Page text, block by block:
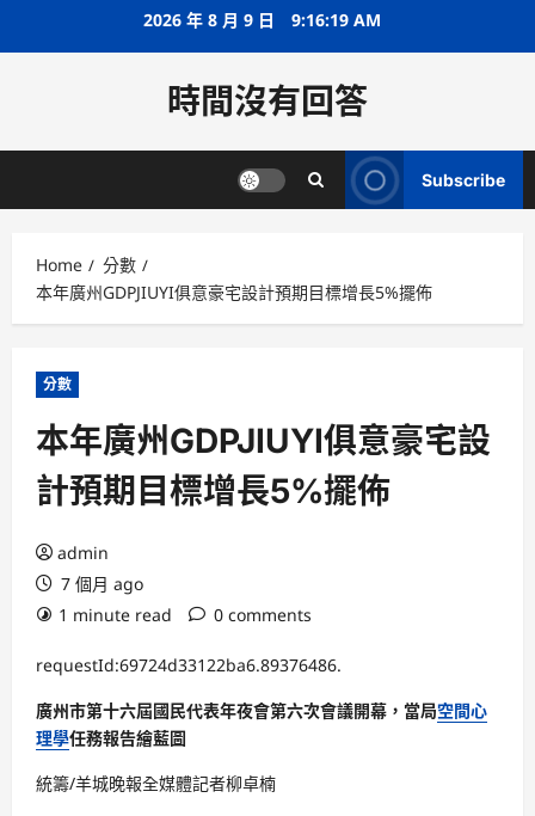
2026 年 8 月 9 日 9:16:20 AM
時間沒有回答
Subscribe
Home
分數
本年廣州GDPJIUYI俱意豪宅設計預期目標增長5%擺佈
分數
本年廣州GDPJIUYI俱意豪宅設
計預期目標增長5%擺佈
admin
7 個月 ago
1 minute read
0 comments
requestId:69724d33122ba6.89376486.
廣州市第十六屆國民代表年夜會第六次會議開幕，當局空間心
理學任務報告繪藍圖
統籌/羊城晚報全媒體記者柳卓楠